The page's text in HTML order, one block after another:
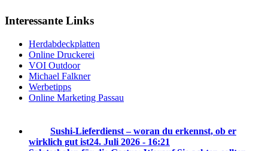
Interessante Links
Herdabdeckplatten
Online Druckerei
VOI Outdoor
Michael Falkner
Werbetipps
Online Marketing Passau
Sushi-Lieferdienst – woran du erkennst, ob er
wirklich gut ist24. Juli 2026 - 16:21